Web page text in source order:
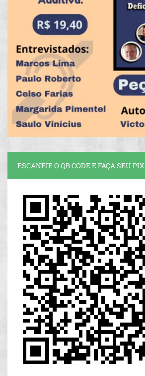
ESCANEIE O QR CODE E FAÇA SEU PIX